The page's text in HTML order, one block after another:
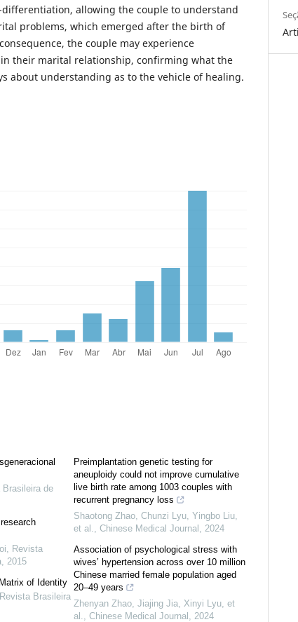
allowing the couple to understand
problems, which emerged after the birth of
the couple may experience
their marital relationship, confirming what the
about understanding as to the vehicle of healing.
Brasileira de
Revista
2015
of Identity
Revista Brasileira
Preimplantation genetic testing for
aneuploidy could not improve cumulative
live birth rate among 1003 couples with
recurrent pregnancy loss
Shaotong Zhao, Chunzi Lyu, Yingbo Liu,
et al.
Chinese Medical Journal
2024
Association of psychological stress with
wives’ hypertension across over 10 million
Chinese married female population aged
20–49 years
Zhenyan Zhao, Jiajing Jia, Xinyi Lyu, et
al.
Chinese Medical Journal
2024